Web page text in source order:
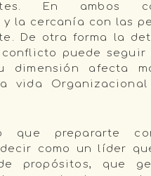
En ambos
la cercanía con las
De otra forma la
puede seguir
dimensión afecta
vida
que prepararte
como un líder
propósitos, que